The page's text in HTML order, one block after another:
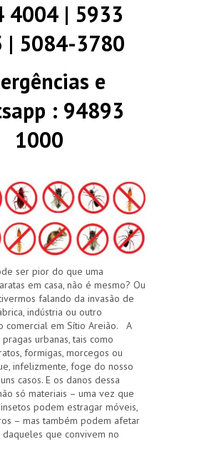
4004 | 5933
| 5084-3780
e
: 94893
1000
ser pior do que uma
em casa, não é mesmo? Ou
falando da invasão de
indústria ou outro
comercial em Sítio Areião. A
urbanas, tais como
formigas, morcegos ou
infelizmente, foge do nosso
casos. E os danos dessa
só materiais – uma vez que
podem estragar móveis,
– mas também podem afetar
que convivem no